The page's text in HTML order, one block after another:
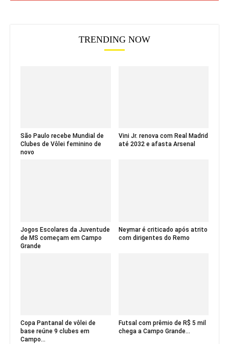
TRENDING NOW
São Paulo recebe Mundial de
Clubes de Vôlei feminino de
novo
Vini Jr. renova com Real Madrid
até 2032 e afasta Arsenal
Jogos Escolares da Juventude
de MS começam em Campo
Grande
Neymar é criticado após atrito
com dirigentes do Remo
Copa Pantanal de vôlei de
base reúne 9 clubes em
Campo...
Futsal com prêmio de R$ 5 mil
chega a Campo Grande...